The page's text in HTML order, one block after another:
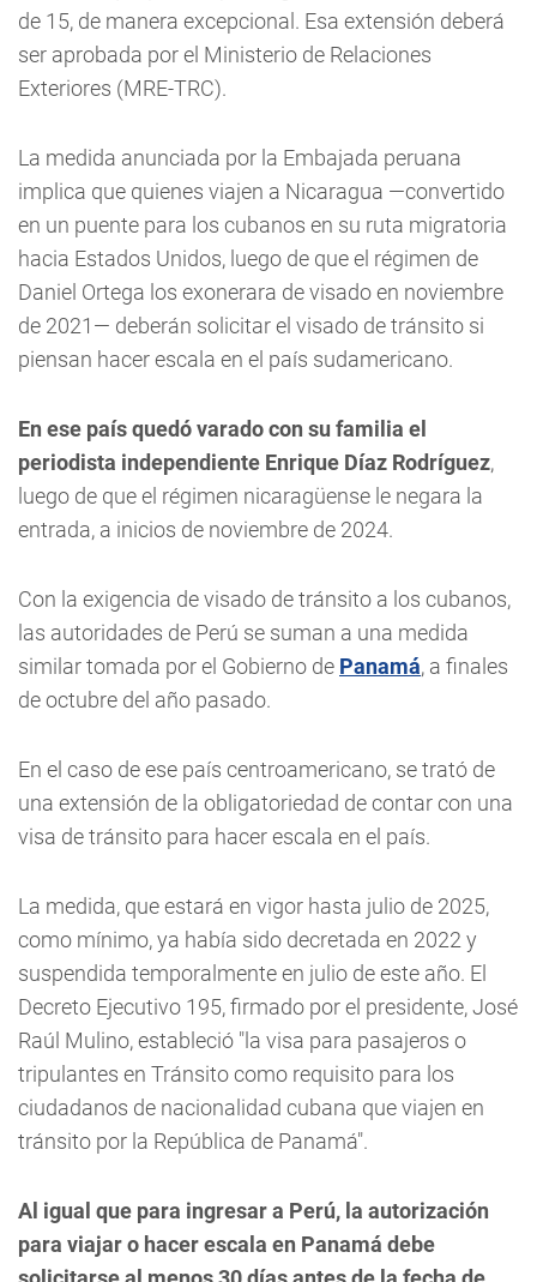
de 15, de manera excepcional. Esa extensión deberá
ser aprobada por el Ministerio de Relaciones
Exteriores (MRE-TRC).
La medida anunciada por la Embajada peruana
implica que quienes viajen a Nicaragua —convertido
en un puente para los cubanos en su ruta migratoria
hacia Estados Unidos, luego de que el régimen de
Daniel Ortega los exonerara de visado en noviembre
de 2021— deberán solicitar el visado de tránsito si
piensan hacer escala en el país sudamericano.
En ese país quedó varado con su familia el
periodista independiente Enrique Díaz Rodríguez,
luego de que el régimen nicaragüense le negara la
entrada, a inicios de noviembre de 2024.
Con la exigencia de visado de tránsito a los cubanos,
las autoridades de Perú se suman a una medida
similar tomada por el Gobierno de Panamá, a finales
de octubre del año pasado.
En el caso de ese país centroamericano, se trató de
una extensión de la obligatoriedad de contar con una
visa de tránsito para hacer escala en el país.
La medida, que estará en vigor hasta julio de 2025,
como mínimo, ya había sido decretada en 2022 y
suspendida temporalmente en julio de este año. El
Decreto Ejecutivo 195, firmado por el presidente, José
Raúl Mulino, estableció "la visa para pasajeros o
tripulantes en Tránsito como requisito para los
ciudadanos de nacionalidad cubana que viajen en
tránsito por la República de Panamá".
Al igual que para ingresar a Perú, la autorización
para viajar o hacer escala en Panamá debe